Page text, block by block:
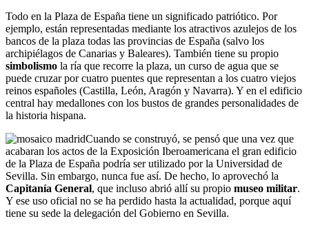
Todo en la Plaza de España tiene un significado patriótico. Por
ejemplo, están representadas mediante los atractivos azulejos de los
bancos de la plaza todas las provincias de España (salvo los
archipiélagos de Canarias y Baleares). También tiene su propio
simbolismo la ría que recorre la plaza, un curso de agua que se
puede cruzar por cuatro puentes que representan a los cuatro viejos
reinos españoles (Castilla, León, Aragón y Navarra). Y en el edificio
central hay medallones con los bustos de grandes personalidades de
la historia hispana.
Cuando se construyó, se pensó que una vez que
acabaran los actos de la Exposición Iberoamericana el gran edificio
de la Plaza de España podría ser utilizado por la Universidad de
Sevilla. Sin embargo, nunca fue así. De hecho, lo aprovechó la
Capitanía General, que incluso abrió allí su propio museo militar.
Y ese uso oficial no se ha perdido hasta la actualidad, porque aquí
tiene su sede la delegación del Gobierno en Sevilla.